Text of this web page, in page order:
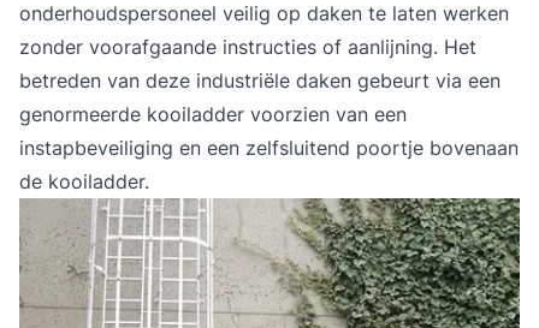
onderhoudspersoneel veilig op daken te laten werken
zonder voorafgaande instructies of aanlijning. Het
betreden van deze industriële daken gebeurt via een
genormeerde kooiladder voorzien van een
instapbeveiliging en een zelfsluitend poortje bovenaan
de kooiladder.